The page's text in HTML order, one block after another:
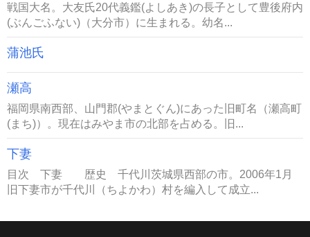
戦国大名。大友氏20代義鑑(よしあき)の長子として豊後府内
(ぶんごふない)（大分市）に生まれる。幼名...
蒲池氏
瀬高
福岡県南西部、山門郡(やまとぐん)にあった旧町名（瀬高町
(まち)）。現在はみやま市の北部を占める。旧...
下妻
目次 下妻 歴史 千代川茨城県西部の市。2006年1月
旧下妻市が千代川（ちよかわ）村を編入して成立...